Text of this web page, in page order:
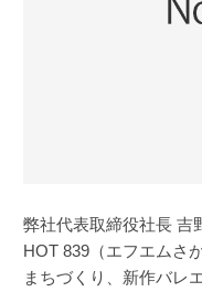
弊社代表取締役社長 吉
HOT 839（エフエムさ
まちづくり、新作バレ